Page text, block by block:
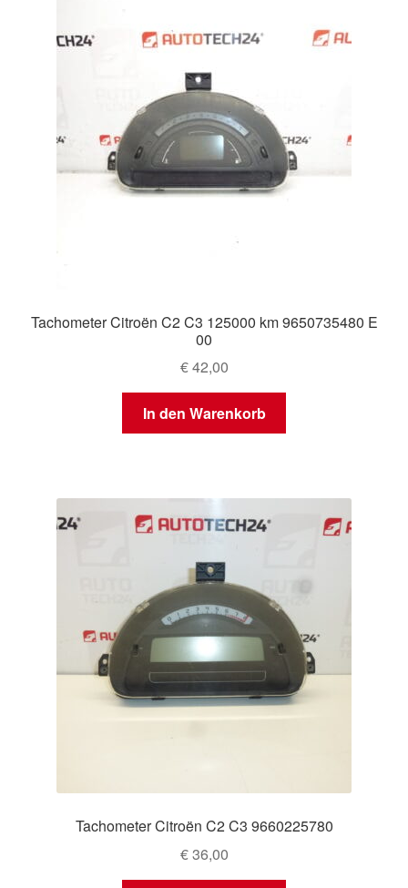
Tachometer Citroën C2 C3 125000 km 9650735480 E
00
€42,00
In den Warenkorb
Tachometer Citroën C2 C3 9660225780
€36,00